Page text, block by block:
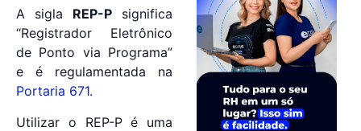
A sigla REP-P significa
“Registrador Eletrônico
de Ponto via Programa”
e é regulamentada na
Portaria 671.
Utilizar o REP-P é uma